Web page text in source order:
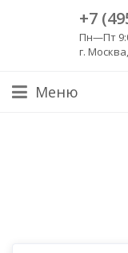
+7
Пн—Пт
г.
Меню